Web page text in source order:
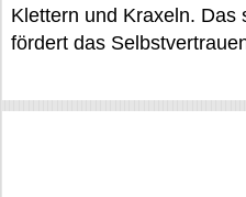
Klettern und Kraxeln. Das
fördert das